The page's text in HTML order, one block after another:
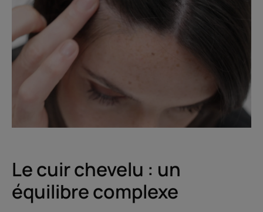
Le cuir chevelu : un
équilibre complexe